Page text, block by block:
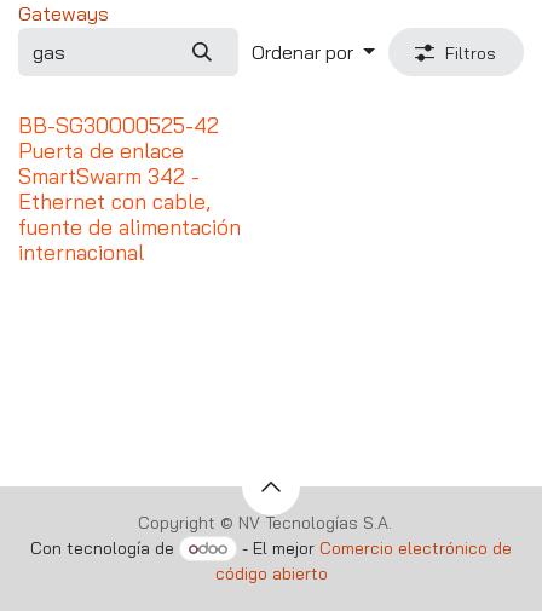
Gateways
Ordenar por
Filtros
BB-SG30000525-42
Puerta de enlace
SmartSwarm 342 -
Ethernet con cable,
fuente de alimentación
internacional
Copyright © NV Tecnologías S.A.
Con tecnología de
- El mejor Comercio electrónico de
código abierto